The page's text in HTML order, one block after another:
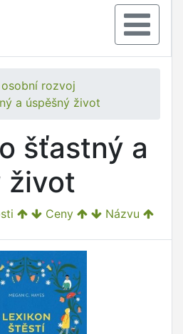
rozvoj
a úspěšný život
šťastný a
život
Ceny Názvu